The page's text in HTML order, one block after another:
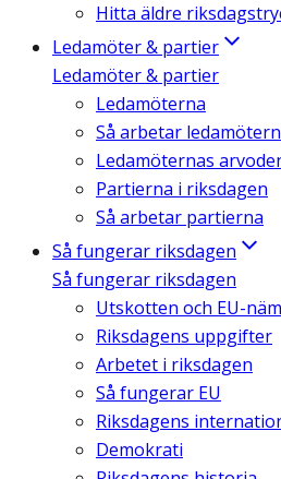
Hitta äldre
Ledamöter & partier
Ledamöter & partier
Ledamöterna
Så arbetar
Ledamöternas
Partierna i riksdagen
Så arbetar partierna
Så fungerar riksdagen
Så fungerar riksdagen
Utskotten och EU-
Riksdagens uppgifter
Arbetet i riksdagen
Så fungerar EU
Riksdagens
Demokrati